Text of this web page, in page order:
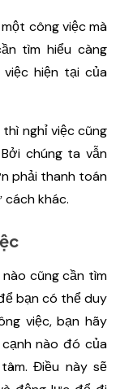
công việc mà
tìm hiểu càng
hiện tại của
nghỉ việc cũng
chúng ta vẫn
phải thanh toán
cách khác.
cũng cần tìm
bạn có thể duy
việc, bạn hãy
nào đó của
Điều này sẽ